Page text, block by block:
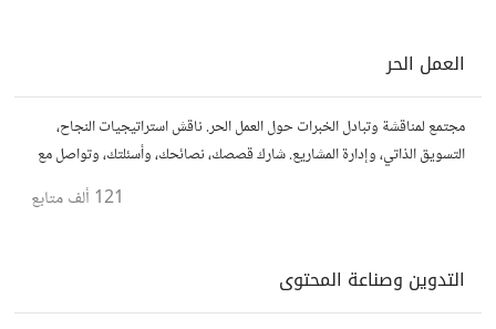
العمل الحر
مجتمع لمناقشة وتبادل الخبرات حول العمل الحر. ناقش استراتيجيات النجاح،
التسويق الذاتي، وإدارة المشاريع. شارك قصصك، نصائحك، وأسئلتك، وتواصل مع
121 ألف متابع
التدوين وصناعة المحتوى